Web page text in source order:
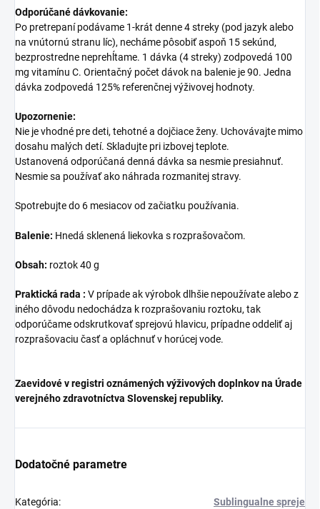
Odporúčané dávkovanie:
Po pretrepaní podávame 1-krát denne 4 streky (pod jazyk alebo
na vnútornú stranu líc), necháme pôsobiť aspoň 15 sekúnd,
bezprostredne neprehĺtame. 1 dávka (4 streky) zodpovedá 100
mg vitamínu C. Orientačný počet dávok na balenie je 90. Jedna
dávka zodpovedá 125% referenčnej výživovej hodnoty.
Upozornenie:
Nie je vhodné pre deti, tehotné a dojčiace ženy. Uchovávajte mimo
dosahu malých detí. Skladujte pri izbovej teplote.
Ustanovená odporúčaná denná dávka sa nesmie presiahnuť.
Nesmie sa používať ako náhrada rozmanitej stravy.
Spotrebujte do 6 mesiacov od začiatku používania.
Balenie: Hnedá sklenená liekovka s rozprašovačom.
Obsah: roztok 40 g
Praktická rada : V prípade ak výrobok dlhšie nepoužívate alebo z
iného dôvodu nedochádza k rozprašovaniu roztoku, tak
odporúčame odskrutkovať sprejovú hlavicu, prípadne oddeliť aj
rozprašovaciu časť a opláchnuť v horúcej vode.
Zaevidové v registri oznámených výživových doplnkov na Úrade
verejného zdravotníctva Slovenskej republiky.
Dodatočné parametre
Kategória: Sublingualne spreje